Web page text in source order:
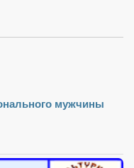
мужчины